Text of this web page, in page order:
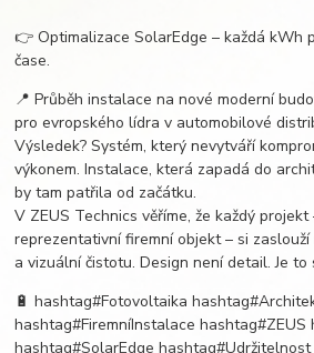
👉 Optimalizace SolarEdge – každá kWh
čase.
📍 Průběh instalace na nové moderní
pro evropského lídra v automobilové
Výsledek? Systém, který nevytváří
výkonem. Instalace, která zapadá do
by tam patřila od začátku.
V ZEUS Technics věříme, že každý projekt
reprezentativní firemní objekt – si
a vizuální čistotu. Design není detail. Je to
🔋 hashtag#Fotovoltaika
hashtag#FiremníInstalace hashtag#ZEUS
hashtag#SolarEdge hashtag#Udržitelnost